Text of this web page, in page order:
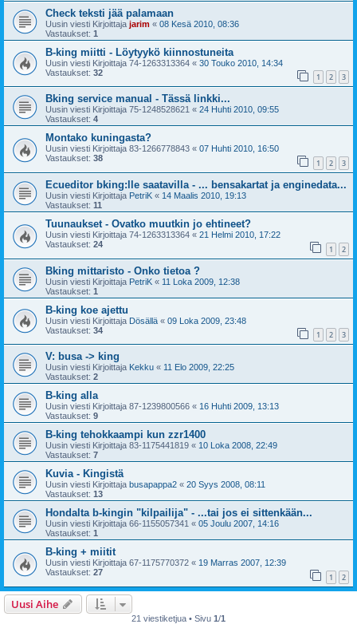
Check teksti jää palamaan
Uusin viesti Kirjoittaja jarim « 08 Kesä 2010, 08:36
Vastaukset: 1
B-king miitti - Löytyykö kiinnostuneita
Uusin viesti Kirjoittaja 74-1263313364 « 30 Touko 2010, 14:34
Vastaukset: 32 1 2 3
Bking service manual - Tässä linkki...
Uusin viesti Kirjoittaja 75-1248528621 « 24 Huhti 2010, 09:55
Vastaukset: 4
Montako kuningasta?
Uusin viesti Kirjoittaja 83-1266778843 « 07 Huhti 2010, 16:50
Vastaukset: 38 1 2 3
Ecueditor bking:lle saatavilla - ... bensakartat ja enginedata...
Uusin viesti Kirjoittaja PetriK « 14 Maalis 2010, 19:13
Vastaukset: 11
Tuunaukset - Ovatko muutkin jo ehtineet?
Uusin viesti Kirjoittaja 74-1263313364 « 21 Helmi 2010, 17:22
Vastaukset: 24 1 2
Bking mittaristo - Onko tietoa ?
Uusin viesti Kirjoittaja PetriK « 11 Loka 2009, 12:38
Vastaukset: 1
B-king koe ajettu
Uusin viesti Kirjoittaja Dösällä « 09 Loka 2009, 23:48
Vastaukset: 34 1 2 3
V: busa -> king
Uusin viesti Kirjoittaja Kekku « 11 Elo 2009, 22:25
Vastaukset: 2
B-king alla
Uusin viesti Kirjoittaja 87-1239800566 « 16 Huhti 2009, 13:13
Vastaukset: 9
B-king tehokkaampi kun zzr1400
Uusin viesti Kirjoittaja 83-1175441819 « 10 Loka 2008, 22:49
Vastaukset: 7
Kuvia - Kingistä
Uusin viesti Kirjoittaja busapappa2 « 20 Syys 2008, 08:11
Vastaukset: 13
Hondalta b-kingin "kilpailija" - ...tai jos ei sittenkään...
Uusin viesti Kirjoittaja 66-1155057341 « 05 Joulu 2007, 14:16
Vastaukset: 1
B-king + miitit
Uusin viesti Kirjoittaja 67-1175770372 « 19 Marras 2007, 12:39
Vastaukset: 27 1 2
Uusi Aihe
21 viestiketjua • Sivu 1/1